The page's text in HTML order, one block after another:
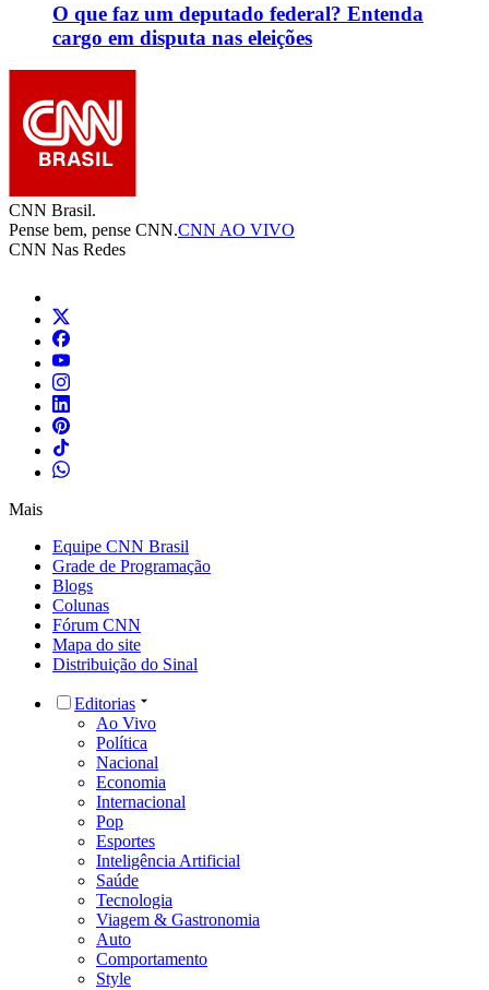
O que faz um deputado federal? Entenda
cargo em disputa nas eleições
CNN Brasil.
Pense bem, pense CNN.CNN AO VIVO
CNN Nas Redes
Mais
Equipe CNN Brasil
Grade de Programação
Blogs
Colunas
Fórum CNN
Mapa do site
Distribuição do Sinal
Editorias
Ao Vivo
Política
Nacional
Economia
Internacional
Pop
Esportes
Inteligência Artificial
Saúde
Tecnologia
Viagem & Gastronomia
Auto
Comportamento
Style